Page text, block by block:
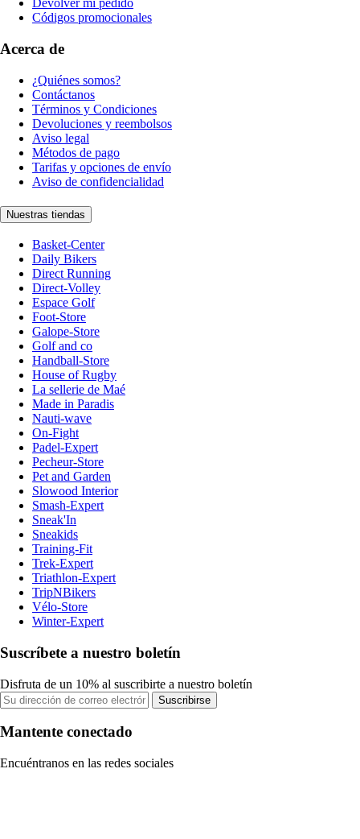
Devolver mi pedido
Códigos promocionales
Acerca de
¿Quiénes somos?
Contáctanos
Términos y Condiciones
Devoluciones y reembolsos
Aviso legal
Métodos de pago
Tarifas y opciones de envío
Aviso de confidencialidad
Nuestras tiendas
Basket-Center
Daily Bikers
Direct Running
Direct-Volley
Espace Golf
Foot-Store
Galope-Store
Golf and co
Handball-Store
House of Rugby
La sellerie de Maé
Made in Paradis
Nauti-wave
On-Fight
Padel-Expert
Pecheur-Store
Pet and Garden
Slowood Interior
Smash-Expert
Sneak'In
Sneakids
Training-Fit
Trek-Expert
Triathlon-Expert
TripNBikers
Vélo-Store
Winter-Expert
Suscríbete a nuestro boletín
Disfruta de un 10% al suscribirte a nuestro boletín
Suscribirse
Mantente conectado
Encuéntranos en las redes sociales